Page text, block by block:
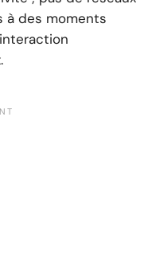
à des moments